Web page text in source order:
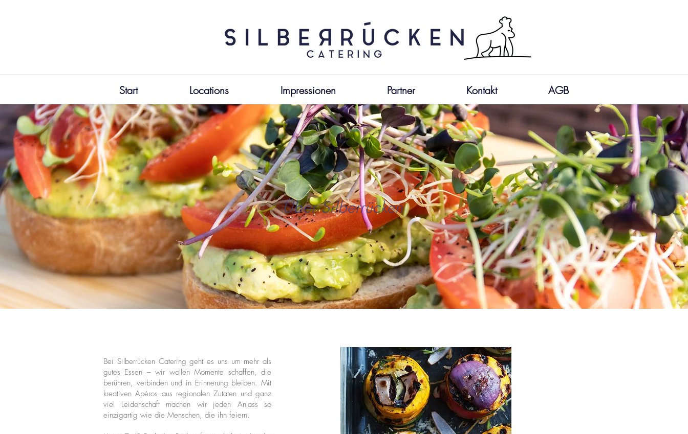
Start Locations Impressionen Partner Kontakt AGB
Über Silberrücken
Bei Silberrücken Catering geht es uns um mehr als
gutes Essen – wir wollen Momente schaffen, die
berühren, verbinden und in Erinnerung bleiben. Mit
kreativen Apéros aus regionalen Zutaten und ganz
viel Leidenschaft machen wir jeden Anlass so
einzigartig wie die Menschen, die ihn feiern.